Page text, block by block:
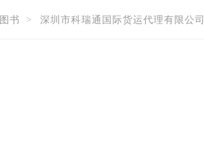
书 > 深圳市科瑞通国际货运代理有限公司